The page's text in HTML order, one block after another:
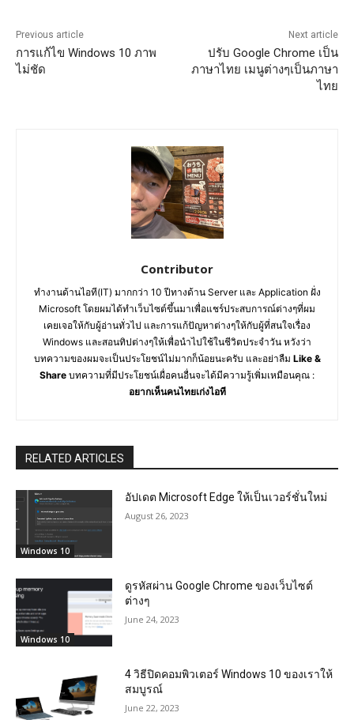
Previous article
การแก้ไข Windows 10 ภาพ
ไม่ชัด
Next article
ปรับ Google Chrome เป็น
ภาษาไทย เมนูต่างๆเป็นภาษา
ไทย
Contributor
ทำงานด้านไอที(IT) มากกว่า 10 ปีทางด้าน Server และ Application ฝั่ง
Microsoft โดยผมได้ทำเว็บไซต์ขึ้นมาเพื่อแชร์ประสบการณ์ต่างๆที่ผม
เคยเจอให้กับผู้อ่านทั่วไป และการแก้ปัญหาต่างๆให้กับผู้ที่สนใจเรื่อง
Windows และสอนทิปต่างๆให้เพื่อนำไปใช้ในชีวิตประจำวัน หวังว่า
บทความของผมจะเป็นประโยชน์ไม่มากก็น้อยนะครับ และอย่าลืม Like &
Share บทความที่มีประโยชน์เผื่อคนอื่นจะได้มีความรู้เพิ่มเหมือนคุณ :
อยากเห็นคนไทยเก่งไอที
RELATED ARTICLES
Windows 10
อัปเดต Microsoft Edge ให้เป็นเวอร์ชั่นใหม่
August 26, 2023
Windows 10
ดูรหัสผ่าน Google Chrome ของเว็บไซต์
ต่างๆ
June 24, 2023
4 วิธีปิดคอมพิวเตอร์ Windows 10 ของเราให้
สมบูรณ์
June 22, 2023